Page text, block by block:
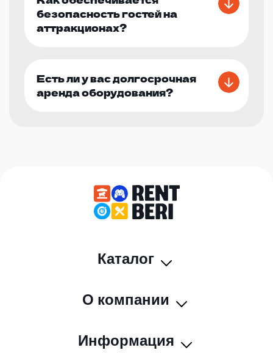
безопасность гостей на
аттракционах?
Есть ли у вас долгосрочная
аренда оборудования?
Каталог
О компании
Информация